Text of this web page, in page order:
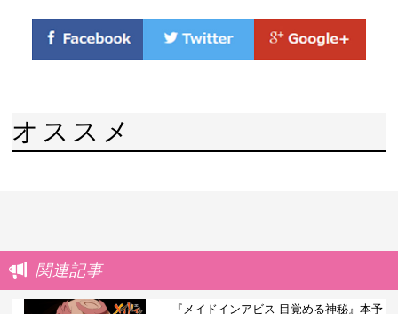
オススメ
関連記事
『メイドインアビス 目覚める神秘』本予